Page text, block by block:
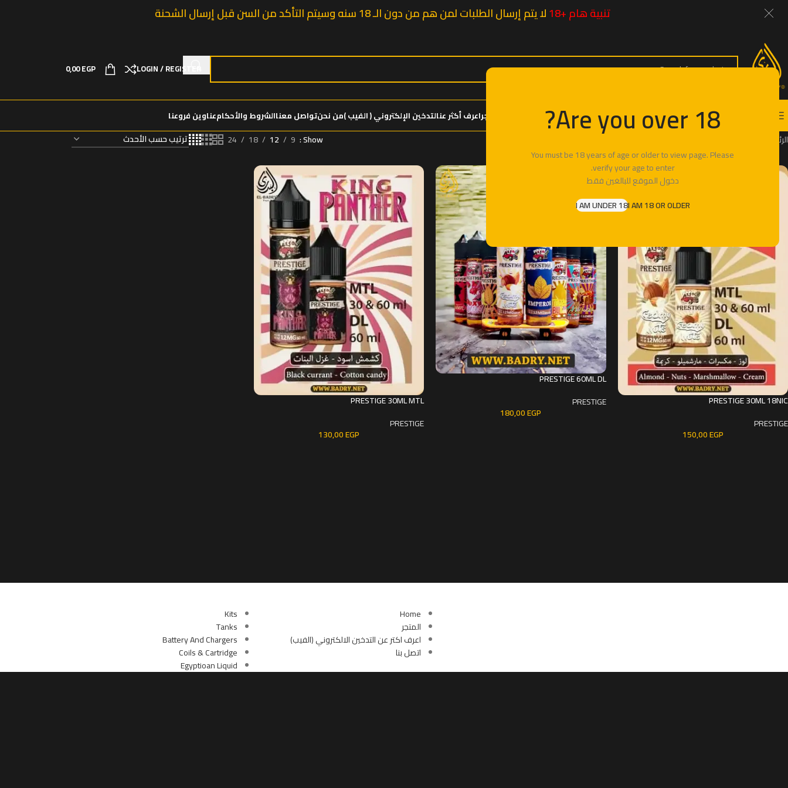
Are you over 18?
You must be 18 years of age or older to view page. Please
verify your age to enter.
دخول الموقع للبالغين فقط
I AM 18 OR OLDER
I AM UNDER 18
تنبية هام +18 لا يتم إرسال الطلبات لمن هم من دون الـ 18 سنه وسيتم التأكد من السن قبل إرسال الشحنة
LOGIN / REGISTER
0,00EGP
المتجراعرف أكثر عنالتدخين الإلكتروني ( الفيب )من نحنتواصل معناالشروط والأحكامعناوين فروعنا
الرئيسية Show
9
12
18
24
PRESTIGE 30ML 18NIC
PRESTIGE
150,00EGP
PRESTIGE 60ML DL
PRESTIGE
180,00EGP
PRESTIGE 30ML MTL
PRESTIGE
130,00EGP
Home
المتجر
اعرف اكتر عن التدخين الالكتروني (الفيب)
اتصل بنا
Kits
Tanks
Battery And Chargers
Coils & Cartridge
Egyptioan Liquid